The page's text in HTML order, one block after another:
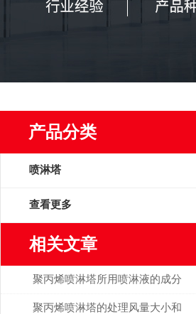
产品分类
喷淋塔
查看更多
相关文章
聚丙烯喷淋塔所用喷淋液的成分
说明
聚丙烯喷淋塔的处理风量大小和